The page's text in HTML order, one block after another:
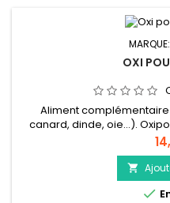
MARQUE:
OXI
Aliment
canard, dinde, oie…).
flore intestinale et à
n’altère aucunement le
chair qui peuvent être
durée

